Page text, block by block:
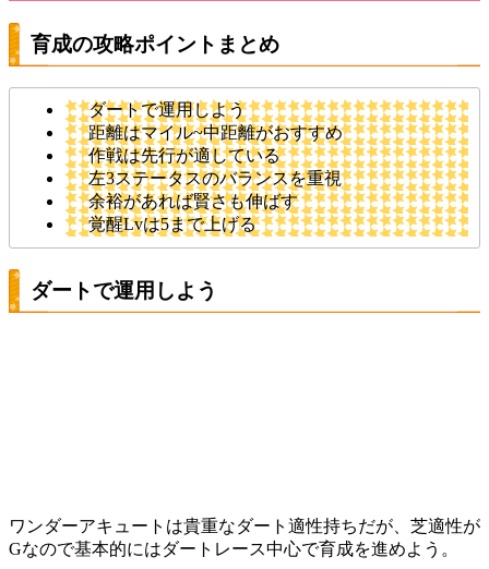
育成の攻略ポイントまとめ
ダートで運用しよう
距離はマイル~中距離がおすすめ
作戦は先行が適している
左3ステータスのバランスを重視
余裕があれば賢さも伸ばす
覚醒Lvは5まで上げる
ダートで運用しよう
ワンダーアキュートは貴重なダート適性持ちだが、芝適性が
Gなので基本的にはダートレース中心で育成を進めよう。